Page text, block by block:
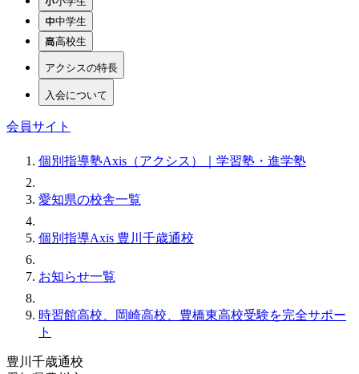
中学生
高校生
アクシスの特長
入会について
会員サイト
個別指導塾Axis（アクシス）｜学習塾・進学塾
愛知県の校舎一覧
個別指導Axis 豊川千歳通校
お知らせ一覧
時習館高校、岡崎高校、豊橋東高校受験を完全サポー
ト
豊川千歳通校